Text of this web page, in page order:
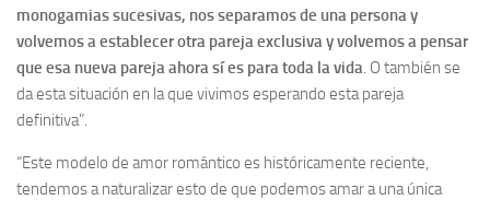
monogamias sucesivas, nos separamos de una persona y
volvemos a establecer otra pareja exclusiva y volvemos a pensar
que esa nueva pareja ahora sí es para toda la vida . O también se
da esta situación en la que vivimos esperando esta pareja
definitiva”.
“Este modelo de amor romántico es históricamente reciente,
tendemos a naturalizar esto de que podemos amar a una única